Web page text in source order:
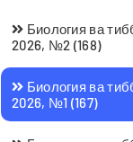
Биология ва
2026, №2 (168)
Биология ва
2026, №1 (167)